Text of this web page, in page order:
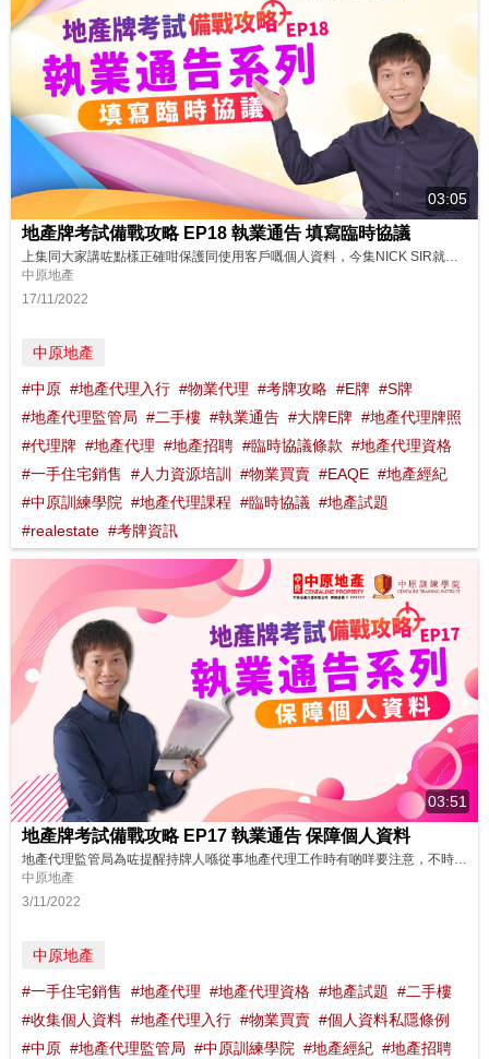
03:05
地產牌考試備戰攻略 EP18 執業通告 填寫臨時協議
上集同大家講咗點樣正確咁保護同使用客戶嘅個人資料，今集NICK SIR就會教下大家填寫臨時協議嘅時候有咩要注意，哩個同時亦係監管局執業通告——編號 13-06(CR)嘅內容，一齊去片！ 想了解更多？立即上中原訓練學院: http://www.cti-edu.com 熱線:35963748
中原地產
17/11/2022
中原地產
#中原 #地產代理入行 #物業代理 #考牌攻略 #E牌 #S牌
#地產代理監管局 #二手樓 #執業通告 #大牌E牌 #地產代理牌照
#代理牌 #地產代理 #地產招聘 #臨時協議條款 #地產代理資格
#一手住宅銷售 #人力資源培訓 #物業買賣 #EAQE #地產經紀
#中原訓練學院 #地產代理課程 #臨時協議 #地產試題
#realestate #考牌資訊
03:51
地產牌考試備戰攻略 EP17 執業通告 保障個人資料
中原地產
3/11/2022
中原地產
#一手住宅銷售 #地產代理 #地產代理資格 #地產試題 #二手樓
#收集個人資料 #地產代理入行 #物業買賣 #個人資料私隱條例
#中原 #地產代理監管局 #中原訓練學院 #地產經紀 #地產招聘